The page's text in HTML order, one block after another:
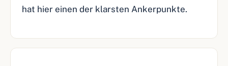
hat hier einen der klarsten Ankerpunkte.